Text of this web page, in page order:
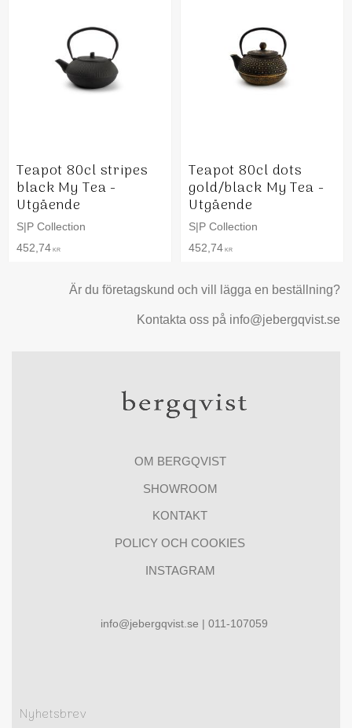
Teapot 80cl stripes
black My Tea -
Utgående
S|P Collection
452,74 KR
Teapot 80cl dots
gold/black My Tea -
Utgående
S|P Collection
452,74 KR
Är du företagskund och vill lägga en beställning?
Kontakta oss på info@jebergqvist.se
OM BERGQVIST
SHOWROOM
KONTAKT
POLICY OCH COOKIES
INSTAGRAM
info@jebergqvist.se | 011-107059
Nyhetsbrev